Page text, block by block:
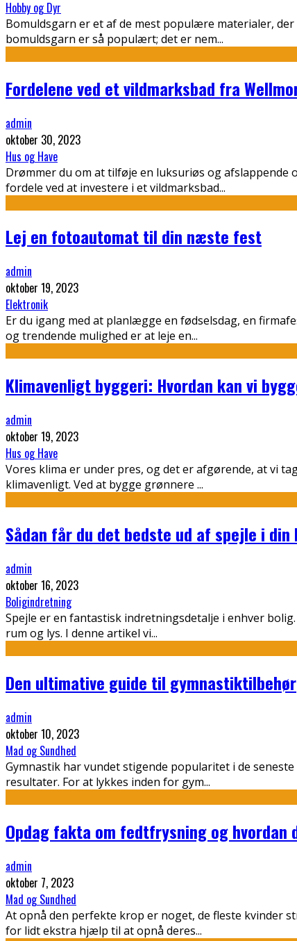
Hobby og Dyr
Bomuldsgarn er et af de mest populære materialer,
bomuldsgarn er så populært; det er nem...
Fordelene ved et vildmarksbad fra
admin
oktober 30, 2023
Hus og Have
Drømmer du om at tilføje en luksuriøs og afslappende
fordele ved at investere i et vildmarksbad...
Lej en fotoautomat til din næste fest
admin
oktober 19, 2023
Elektronik
Er du igang med at planlægge en fødselsdag, en
og trendende mulighed er at leje en...
Klimavenligt byggeri: Hvordan kan vi
admin
oktober 19, 2023
Hus og Have
Vores klima er under pres, og det er afgørende, at vi
klimavenligt. Ved at bygge grønnere ...
Sådan får du det bedste ud af spejle i
admin
oktober 16, 2023
Boligindretning
Spejle er en fantastisk indretningsdetalje i enhver
rum og lys. I denne artikel vi...
Den ultimative guide til gymnastiktilbehør
admin
oktober 10, 2023
Mad og Sundhed
Gymnastik har vundet stigende popularitet i de
resultater. For at lykkes inden for gym...
Opdag fakta om fedtfrysning og
admin
oktober 7, 2023
Mad og Sundhed
At opnå den perfekte krop er noget, de fleste kvinder
for lidt ekstra hjælp til at opnå deres...